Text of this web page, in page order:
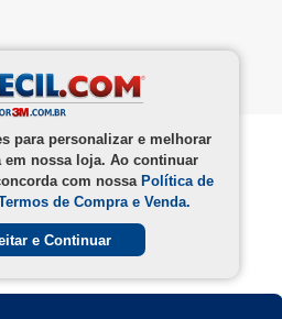
para personalizar e melhorar
em nossa loja. Ao continuar
com nossa Política de
de Compra e Venda.
e Continuar